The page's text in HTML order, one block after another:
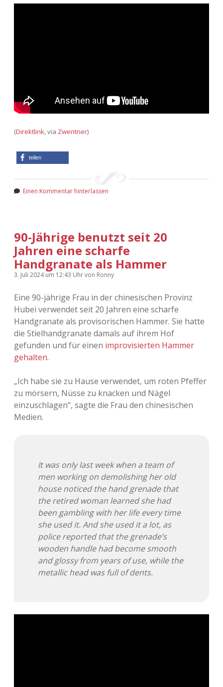
(Direktlink, via Zwentner)
teilen
Einen Kommentar hinterlassen
90-Jährige benutzt seit 20
Jahren eine scharfe
Handgranate als Hammer
3. Juli 2024um 12:43 Uhrvon Ronny
Eine 90-jährige Frau in der chinesischen Provinz
Hubei verwendet seit 20 Jahren eine scharfe
Handgranate als provisorischen Hammer. Sie hatte
die Stielhandgranate damals auf ihrem Hof
gefunden und für einen improvisierten Hammer
gehalten.
„Ich habe sie zu Hause verwendet, um roten Pfeffer
zu mörsern, Nüsse zu knacken und Nägel
einzuschlagen“, sagte die Frau den chinesischen
Medien.
It was only last week when a team of
men working on demolishing her old
house noticed the hand grenade that
the retired woman learned she had
been gambling with her life every time
she used it. And she used it a lot, as
police reported that the grenade’s
wooden handle had become smooth
and glossy from years of use, while the
metallic head was full of dents.